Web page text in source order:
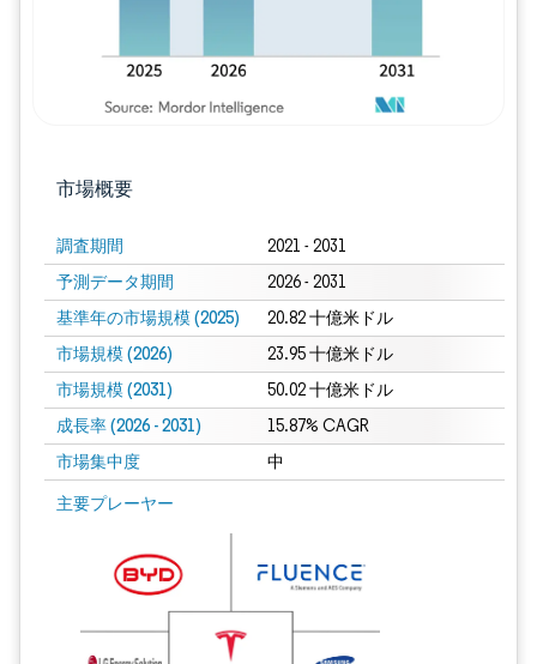
市場概要
調査期間 2021 - 2031
予測データ期間 2026 - 2031
基準年の市場規模 (2025) 20.82 十億米ドル
市場規模 (2026) 23.95 十億米ドル
市場規模 (2031) 50.02 十億米ドル
成長率 (2026 - 2031) 15.87% CAGR
市場集中度 中
主要プレーヤー
画像 © Mordor Intelligence。再利用にはCC BY 4.0の表示が必要です。